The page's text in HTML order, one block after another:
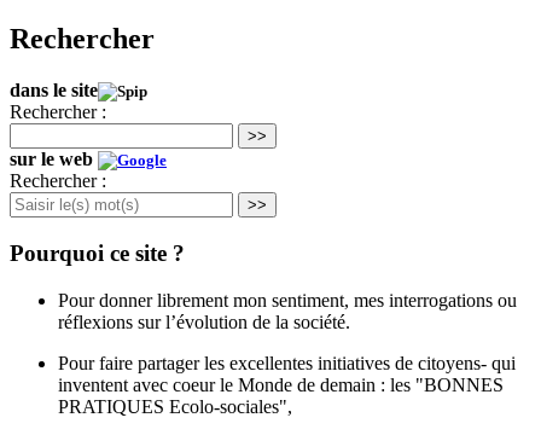
Rechercher
dans le site
Rechercher :
>>
sur le web
Rechercher :
>>
Pourquoi ce site ?
Pour donner librement mon sentiment, mes interrogations ou
réflexions sur l’évolution de la société.
Pour faire partager les excellentes initiatives de citoyens- qui
inventent avec coeur le Monde de demain : les "BONNES
PRATIQUES Ecolo-sociales",